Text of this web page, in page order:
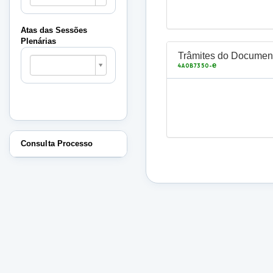
Sessões
Plenárias
Atas das Sessões
Plenárias
Atas
Sessões
Plenárias
Consulta Processo
Trâmites do
4A0B7350-e